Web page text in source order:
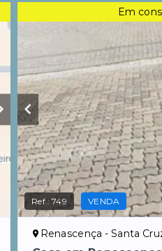
Em
Ref.:749 VENDA
Renascença - Santa